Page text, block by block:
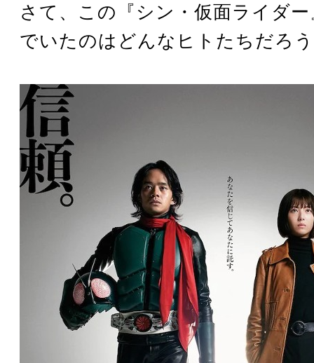
さて、この『シン・仮面ライダ
でいたのはどんなヒトたちだろ